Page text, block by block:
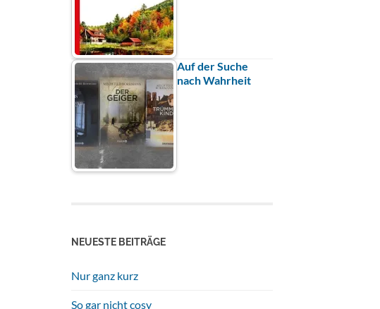
Auf der Suche
nach Wahrheit
NEUESTE BEITRÄGE
Nur ganz kurz
So gar nicht cosy